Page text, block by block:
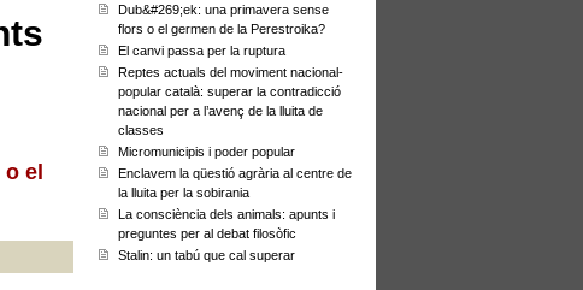
el
Dub&#269;ek: una primavera sense
flors o el germen de la Perestroika?
El canvi passa per la ruptura
Reptes actuals del moviment nacional-
popular català: superar la contradicció
nacional per a l’avenç de la lluita de
classes
Micromunicipis i poder popular
Enclavem la qüestió agrària al centre de
la lluita per la sobirania
La consciència dels animals: apunts i
preguntes per al debat filosòfic
Stalin: un tabú que cal superar